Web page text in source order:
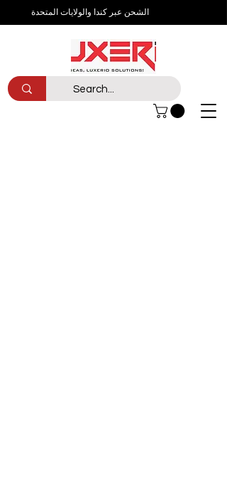
الشحن عبر كندا والولايات المتحدة